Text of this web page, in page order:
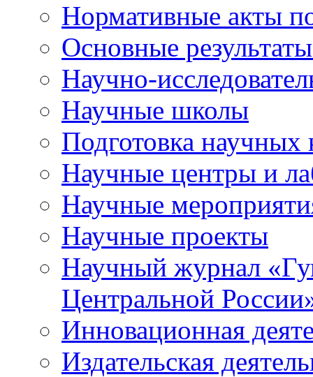
Нормативные акты
Основные
Научно-
Научные школы
Подготовка научных
Научные центры и
Научные
Научные проекты
Научный журнал «
Центральной
Инновационная
Издательская